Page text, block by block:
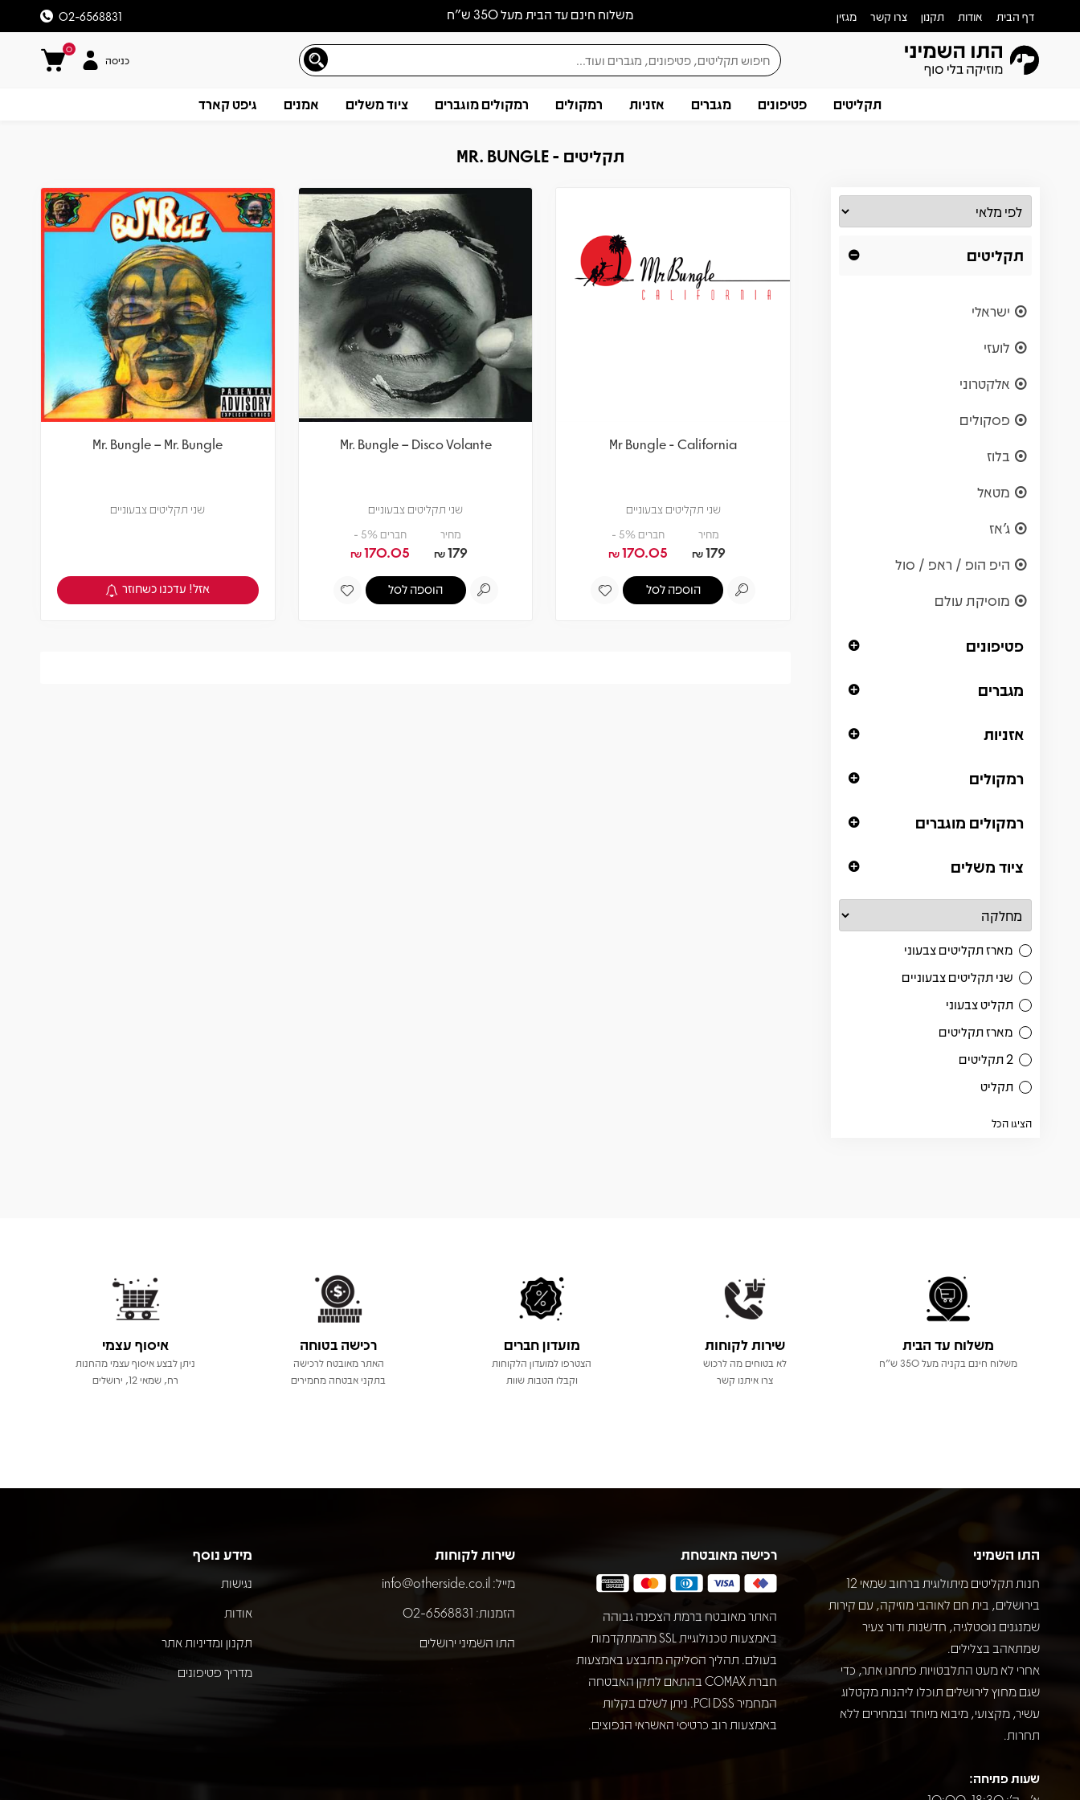
משלוח חינם עד הבית מעל 350 ש״ח דף הבית אודות תקנון צרו קשר מגזין 02-6568831
0
כניסה
תקליטים פטיפונים מגברים אזניות רמקולים רמקולים מוגברים ציוד משלים אמנים גיפט קארד
תקליטים - MR. BUNGLE
תקליטים
ישראלי
לועזי
אלקטרוני
פסקולים
בלוז
מטאל
ג'אז
היפ הופ / ראפ / סול
מוסיקת עולם
פטיפונים
מגברים
אזניות
רמקולים
רמקולים מוגברים
ציוד משלים
מארז תקליטים צבעוני
שני תקליטים צבעוניים
תקליט צבעוני
מארז תקליטים
2 תקליטים
תקליט
הציגו הכל
Mr Bungle - California
שני תקליטים צבעוניים
מחיר
179
₪
חברים 5% -
170.05
₪
הוספה לסל
Mr. Bungle – Disco Volante
שני תקליטים צבעוניים
מחיר
179
₪
חברים 5% -
170.05
₪
הוספה לסל
Mr. Bungle – Mr. Bungle
שני תקליטים צבעוניים
צפיה במוצר
אזל! עדכנו כשחוזר
משלוח עד הבית
משלוח חינם בקניה מעל 350 ש"ח
שירות לקוחות
לא בטוחים מה לרכוש
צרו איתנו קשר
מועדון חברים
הצטרפו למועדון הלקוחות
וקבלו הטבות שוות
רכישה בטוחה
האתר מאובטח לרכישה
בתקני אבטחה מחמירים
איסוף עצמי
ניתן לבצע איסוף עצמי מהחנות
רח, שמאי 12, ירושלים
התו השמיני
חנות תקליטים מיתולוגית ברחוב שמאי 12
בירושלים, בית חם לאוהבי מוזיקה, עם קירות
שמנגנים נוסטלגיה, חדשנות ודור צעיר
שמתאהב בצלילים.
אחרי לא מעט התלבטויות פתחנו אתר, כדי
שגם מחוץ לירושלים תוכלו ליהנות מקטלוג
עשיר, מקצועי, מיבוא מיוחד ובמחירים ללא
תחרות.
שעות פתיחה:
רכישה מאובטחת
האתר מאובטח ברמת הצפנה גבוהה
באמצעות טכנולוגיית SSL מהמתקדמות
בעולם. תהליך הסליקה מתבצע באמצעות
חברת COMAX בהתאם לתקן האבטחה
המחמיר PCI DSS. ניתן לשלם בקלות
באמצעות רוב כרטיסי האשראי הנפוצים.
שירות לקוחות
מייל: info@otherside.co.il
הזמנות: 02-6568831
התו השמיני ירושלים
מידע נוסף
נגישות
אודות
תקנון ומדיניות אתר
מדריך פטיפונים